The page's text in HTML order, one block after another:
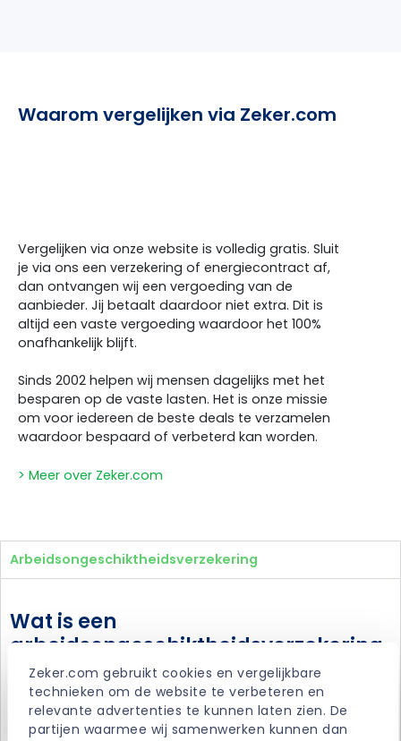
Zeker.com gebruikt cookies en vergelijkbare
technieken om de website te verbeteren en
relevante advertenties te kunnen laten zien. De
partijen waarmee wij samenwerken kunnen dan
Waarom vergelijken via Zeker.com
Vergelijken via onze website is volledig gratis. Sluit
je via ons een verzekering of energiecontract af,
dan ontvangen wij een vergoeding van de
aanbieder. Jij betaalt daardoor niet extra. Dit is
altijd een vaste vergoeding waardoor het 100%
onafhankelijk blijft.
Sinds 2002 helpen wij mensen dagelijks met het
besparen op de vaste lasten. Het is onze missie
om voor iedereen de beste deals te verzamelen
waardoor bespaard of verbeterd kan worden.
> Meer over Zeker.com
Arbeidsongeschiktheidsverzekering
Wat is een
arbeidsongeschiktheidsverzekering
Als zelfstandige bepaal je alles zelf. Wanneer je werkt,
welke klus je aanneemt, welk uurloon je rekent en welke
verzekeringen je neemt. Een